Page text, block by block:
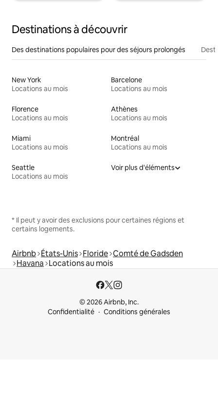
Destinations à découvrir
Des destinations populaires pour des séjours prolongés
New York
Locations au mois
Barcelone
Locations au mois
Florence
Locations au mois
Athènes
Locations au mois
Miami
Locations au mois
Montréal
Locations au mois
Seattle
Locations au mois
Voir plus d'éléments
* Il peut y avoir des exclusions pour certaines régions et
certains logements.
Airbnb États-Unis Floride Comté de Gadsden
Havana Locations au mois
© 2026 Airbnb, Inc.
Confidentialité
Conditions générales